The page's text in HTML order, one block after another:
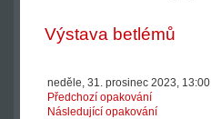
Výstava betlémů
neděle, 31. prosinec 2023, 13:00
Předchozí opakování
Následující opakování